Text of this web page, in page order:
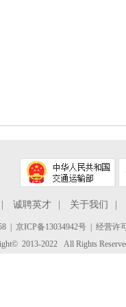
诚聘英才 关于我们
京ICP备13034942号 | 经营许
2013-2022 All Rights